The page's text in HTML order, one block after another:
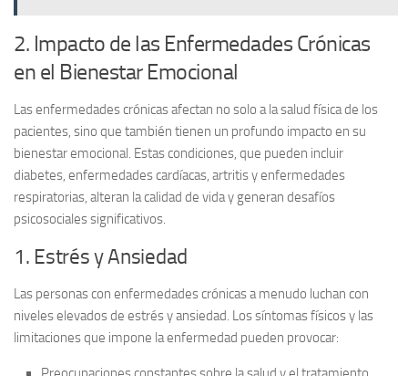
2. Impacto de las Enfermedades Crónicas
en el Bienestar Emocional
Lasenfermedades crónicasafectan no solo a la salud física de los
pacientes, sino que también tienen un profundo impacto en su
bienestar emocional. Estas condiciones, que pueden incluir
diabetes, enfermedades cardíacas, artritis y enfermedades
respiratorias, alteran la calidad de vida y generan desafíos
psicosociales significativos.
1. Estrés y Ansiedad
Las personas con enfermedades crónicas a menudo luchan con
niveles elevados de estrés y ansiedad. Los síntomas físicos y las
limitaciones que impone la enfermedad pueden provocar: